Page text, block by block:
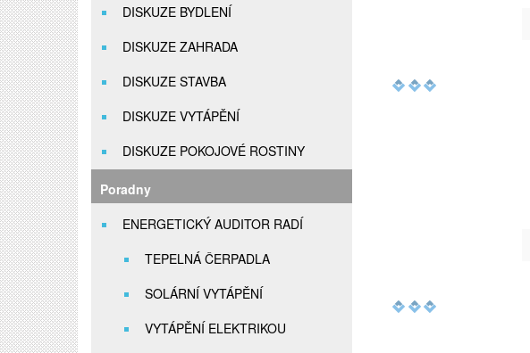
DISKUZE BYDLENÍ
DISKUZE ZAHRADA
DISKUZE STAVBA
DISKUZE VYTÁPĚNÍ
DISKUZE POKOJOVÉ ROSTINY
Poradny
ENERGETICKÝ AUDITOR RADÍ
TEPELNÁ ČERPADLA
SOLÁRNÍ VYTÁPĚNÍ
VYTÁPĚNÍ ELEKTRIKOU